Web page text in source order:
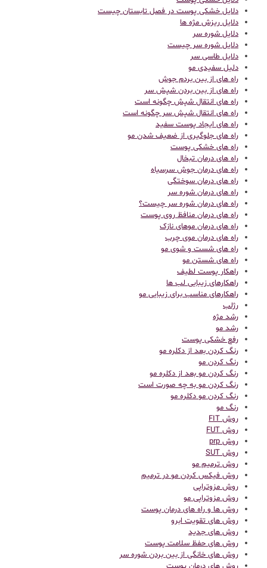
دلایل خشکی پوست در فصل تابستان چیست
دلایل ریزش مژه ها
دلایل شوره سر
دلایل شوره سر چیست
دلایل طاسی سر
دلیل سفیدی مو
راه های از بین بردم جوش
راه های از بین بردن شپش سر
راه های انتقال شپش چگونه است
راه های انتقال شپش سر چگونه است
راه های ایجاد پوست سفید
راه های جلوگیری از ضعیف شدن مو
راه های خشکی پوست
راه های درمان تبخال
راه های درمان جوش سرسیاه
راه های درمان سوختگی
راه های درمان شوره سر
راه های درمان شوره سر چیست؟
راه های درمان منافظ روی پوست
راه های درمان موهای نازک
راه های درمان موی چرب
راه های شست و شوی مو
راه های شستن مو
راهکار پوست لطیف
راهکارهای زیبایی لب ها
راهکارهای مناسب برای زیبایی مو
رژلب
رشد مژه
رشد مو
رفع خشکی پوست
رنگ کردن بعد از دکلره مو
رنگ کردن مو
رنگ کردن مو بعد از دکلره مو
رنگ کردن مو به چه صورت است
رنگ کردن مو دکلره مو
رنگ مو
روش FIT
روش FUT
روش prp
روش SUT
روش ترمیم مو
روش فیکس کردن مو در ترمیم
روش مزوتراپی
روش مزوتراپی مو
روش ها و راه های درمان پوست
روش های تقویت ابرو
روش های جدید
روش های حفظ سلامت پوست
روش های خانگی از بین بردن شوره سر